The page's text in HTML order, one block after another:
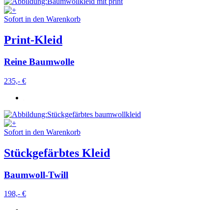
Sofort in den Warenkorb
Print-Kleid
Reine Baumwolle
235,- €
Sofort in den Warenkorb
Stückgefärbtes Kleid
Baumwoll-Twill
198,- €